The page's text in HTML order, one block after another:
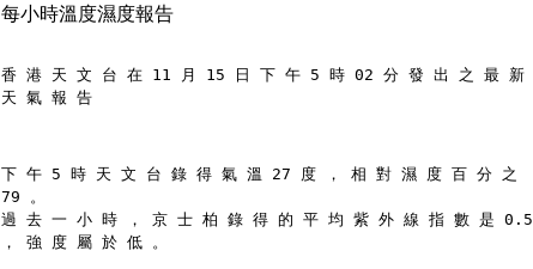
每小時溫度濕度報告
香 港 天 文 台 在 11 月 15 日 下 午 5 時 02 分 發 出 之 最 新
天 氣 報 告
下 午 5 時 天 文 台 錄 得 氣 溫 27 度 ， 相 對 濕 度 百 分 之
79 。
過 去 一 小 時 ， 京 士 柏 錄 得 的 平 均 紫 外 線 指 數 是 0.5
， 強 度 屬 於 低 。